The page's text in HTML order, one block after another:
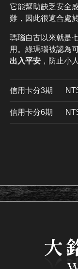
它能幫助缺乏安全
難，因此很適合處
瑪瑙自古以來就是
用。綠瑪瑙被認為
出入平安 ，防止小
信用卡分3期
信用卡分6期